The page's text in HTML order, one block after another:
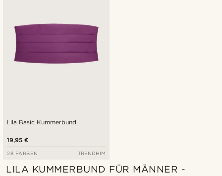
Lila Basic Kummerbund
19,95 €
28 FARBEN TRENDHIM
LILA KUMMERBUND FÜR MÄNNER -